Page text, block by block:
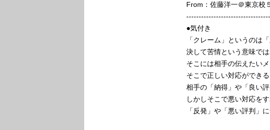
From：佐藤洋一＠東京校
●気付き
「クレーム」というのは
決して苦情という意味では
そこには相手の伝えたい
そこで正しい対応ができる
相手の「納得」や「良い評
しかしそこで悪い対応を
「反発」や「悪い評判」